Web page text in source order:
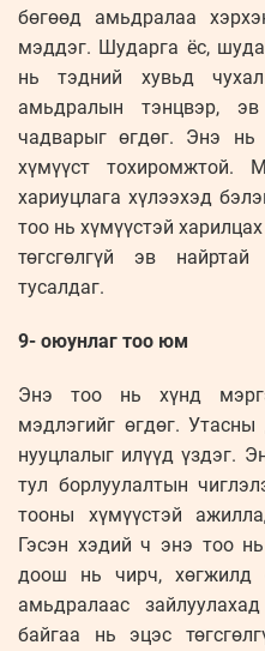
бөгөөд амьдралаа
мэддэг. Шударга ёс,
нь тэдний хувьд
амьдралын тэнцвэр,
чадварыг өгдөг. Энэ нь
хүмүүст тохиромжтой.
хариуцлага хүлээхэд
тоо нь хүмүүстэй
төгсгөлгүй эв
тусалдаг.
9- оюунлаг тоо юм
Энэ тоо нь хүнд
мэдлэгийг өгдөг. Утасны
нууцлалыг илүүд үздэг.
тул борлуулалтын
тооны хүмүүстэй
Гэсэн хэдий ч энэ тоо
доош нь чирч, хөгжилд
амьдралаас
байгаа нь эцэс